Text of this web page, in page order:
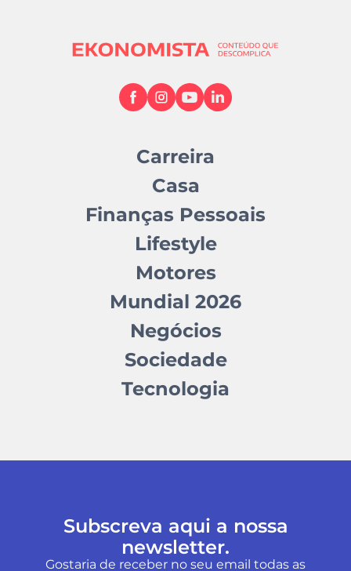
Carreira
Casa
Finanças Pessoais
Lifestyle
Motores
Mundial 2026
Negócios
Sociedade
Tecnologia
Subscreva aqui a nossa
newsletter.
Gostaria de receber no seu email todas as